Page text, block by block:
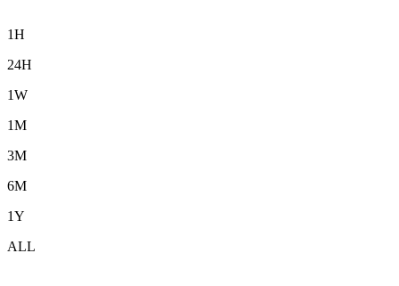
1H
24H
1W
1M
3M
6M
1Y
ALL